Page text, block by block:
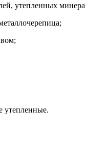
утепленных
утепленные.